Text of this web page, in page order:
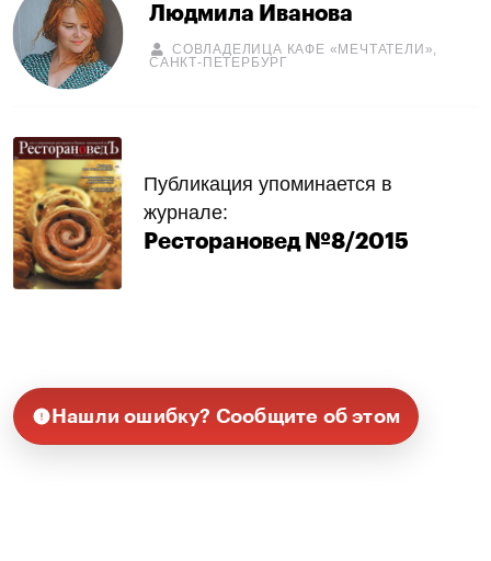
Людмила Иванова
СОВЛАДЕЛИЦА КАФЕ «МЕЧТАТЕЛИ»,
САНКТ-ПЕТЕРБУРГ
Публикация упоминается в
журнале:
Ресторановед №8/2015
Нашли ошибку? Сообщите об этом